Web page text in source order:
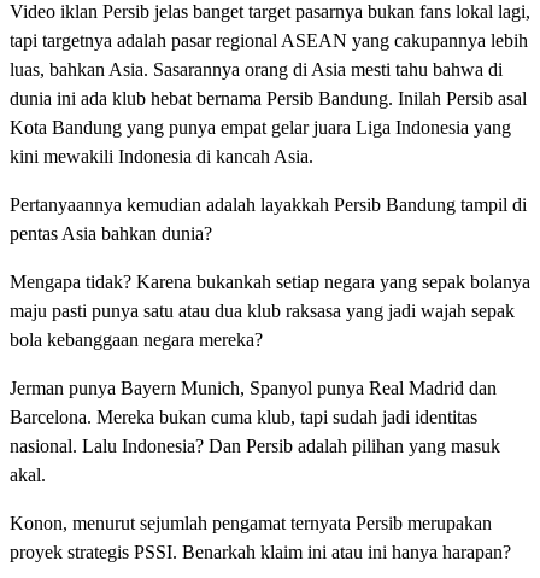
Video iklan Persib jelas banget target pasarnya bukan fans lokal lagi,
tapi targetnya adalah pasar regional ASEAN yang cakupannya lebih
luas, bahkan Asia. Sasarannya orang di Asia mesti tahu bahwa di
dunia ini ada klub hebat bernama Persib Bandung. Inilah Persib asal
Kota Bandung yang punya empat gelar juara Liga Indonesia yang
kini mewakili Indonesia di kancah Asia.
Pertanyaannya kemudian adalah layakkah Persib Bandung tampil di
pentas Asia bahkan dunia?
Mengapa tidak? Karena bukankah setiap negara yang sepak bolanya
maju pasti punya satu atau dua klub raksasa yang jadi wajah sepak
bola kebanggaan negara mereka?
Jerman punya Bayern Munich, Spanyol punya Real Madrid dan
Barcelona. Mereka bukan cuma klub, tapi sudah jadi identitas
nasional. Lalu Indonesia? Dan Persib adalah pilihan yang masuk
akal.
Konon, menurut sejumlah pengamat ternyata Persib merupakan
proyek strategis PSSI. Benarkah klaim ini atau ini hanya harapan?